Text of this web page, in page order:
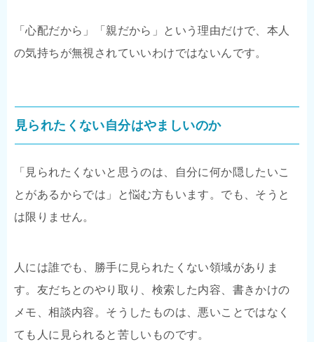
「心配だから」「親だから」という理由だけで、本人
の気持ちが無視されていいわけではないんです。
見られたくない自分はやましいのか
「見られたくないと思うのは、自分に何か隠したいこ
とがあるからでは」と悩む方もいます。でも、そうと
は限りません。
人には誰でも、勝手に見られたくない領域がありま
す。友だちとのやり取り、検索した内容、書きかけの
メモ、相談内容。そうしたものは、悪いことではなく
ても人に見られると苦しいものです。